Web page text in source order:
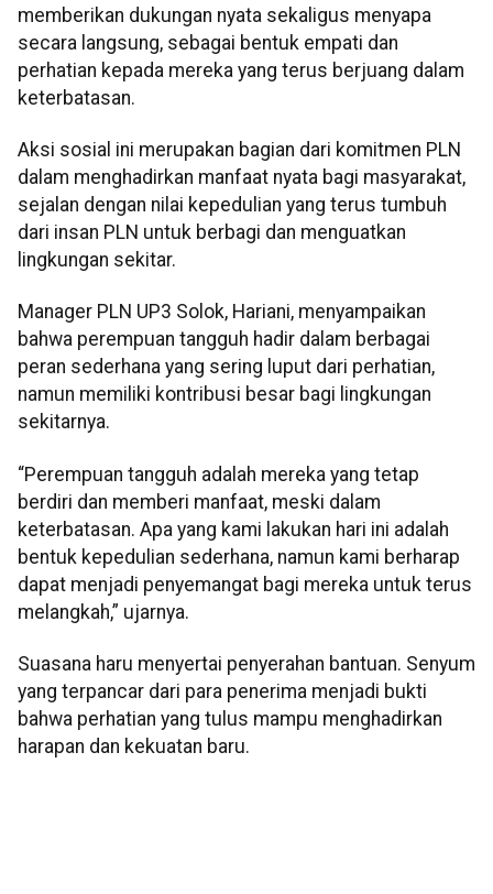
memberikan dukungan nyata sekaligus menyapa
secara langsung, sebagai bentuk empati dan
perhatian kepada mereka yang terus berjuang dalam
keterbatasan.
Aksi sosial ini merupakan bagian dari komitmen PLN
dalam menghadirkan manfaat nyata bagi masyarakat,
sejalan dengan nilai kepedulian yang terus tumbuh
dari insan PLN untuk berbagi dan menguatkan
lingkungan sekitar.
Manager PLN UP3 Solok, Hariani, menyampaikan
bahwa perempuan tangguh hadir dalam berbagai
peran sederhana yang sering luput dari perhatian,
namun memiliki kontribusi besar bagi lingkungan
sekitarnya.
“Perempuan tangguh adalah mereka yang tetap
berdiri dan memberi manfaat, meski dalam
keterbatasan. Apa yang kami lakukan hari ini adalah
bentuk kepedulian sederhana, namun kami berharap
dapat menjadi penyemangat bagi mereka untuk terus
melangkah,” ujarnya.
Suasana haru menyertai penyerahan bantuan. Senyum
yang terpancar dari para penerima menjadi bukti
bahwa perhatian yang tulus mampu menghadirkan
harapan dan kekuatan baru.